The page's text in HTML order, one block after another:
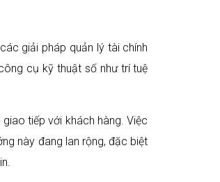
giải pháp quản lý tài chính
cụ kỹ thuật số như trí tuệ
tiếp với khách hàng. Việc
này đang lan rộng, đặc biệt